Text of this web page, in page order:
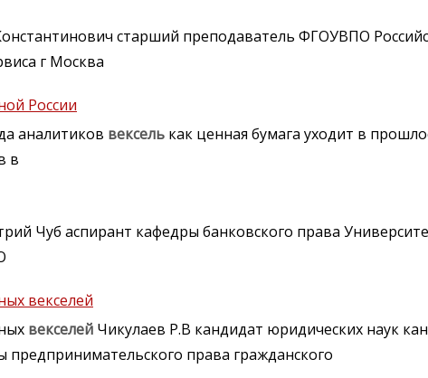
старший преподаватель ФГОУВПО
г Москва
России
аналитиков вексель как ценная бумага уходит в
в
Чуб аспирант кафедры банковского права
векселей
векселей Чикулаев Р.В кандидат юридических наук
права гражданского